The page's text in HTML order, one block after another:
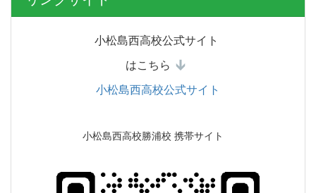
小松島西高校公式サイト
はこちら
小松島西高校公式サイト
小松島西高校勝浦校 携帯サイト